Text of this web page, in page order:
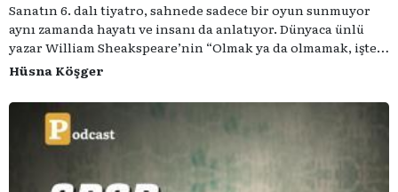
Sanatın 6. dalı tiyatro, sahnede sadece bir oyun sunmuyor
aynı zamanda hayatı ve insanı da anlatıyor. Dünyaca ünlü
yazar William Sheakspeare’nin “Olmak ya da olmamak, işte
bütün mesele bu” sözünden ilham aldığımız podcast
serimizde; tiyatroyu, alanının uzman isimleriyle
konuşuyoruz..
Hüsna Köşger